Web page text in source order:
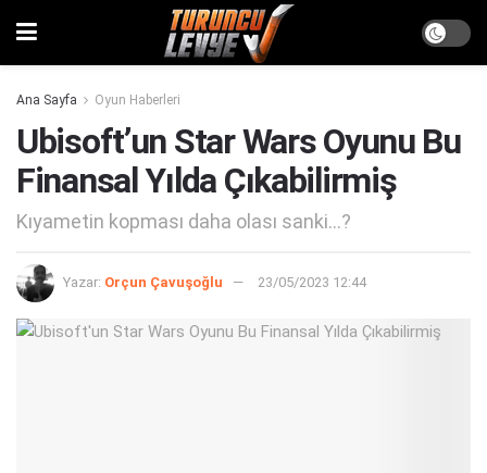
Ana Sayfa Oyun Haberleri
Ubisoft’un Star Wars Oyunu Bu
Finansal Yılda Çıkabilirmiş
Kıyametin kopması daha olası sanki...?
Yazar: Orçun Çavuşoğlu 23/05/2023 12:44